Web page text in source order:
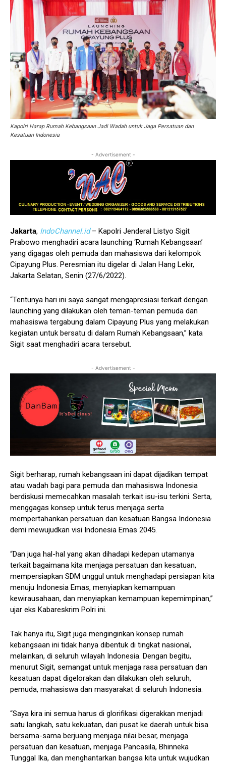
Kapolri Harap Rumah Kebangsaan Jadi Wadah untuk Jaga Persatuan dan
Kesatuan Indonesia
- Advertisement -
Jakarta, IndoChannel.id – Kapolri Jenderal Listyo Sigit
Prabowo menghadiri acara launching ‘Rumah Kebangsaan’
yang digagas oleh pemuda dan mahasiswa dari kelompok
Cipayung Plus. Peresmian itu digelar di Jalan Hang Lekir,
Jakarta Selatan, Senin (27/6/2022).
“Tentunya hari ini saya sangat mengapresiasi terkait dengan
launching yang dilakukan oleh teman-teman pemuda dan
mahasiswa tergabung dalam Cipayung Plus yang melakukan
kegiatan untuk bersatu di dalam Rumah Kebangsaan,” kata
Sigit saat menghadiri acara tersebut.
- Advertisement -
Sigit berharap, rumah kebangsaan ini dapat dijadikan tempat
atau wadah bagi para pemuda dan mahasiswa Indonesia
berdiskusi memecahkan masalah terkait isu-isu terkini. Serta,
menggagas konsep untuk terus menjaga serta
mempertahankan persatuan dan kesatuan Bangsa Indonesia
demi mewujudkan visi Indonesia Emas 2045.
“Dan juga hal-hal yang akan dihadapi kedepan utamanya
terkait bagaimana kita menjaga persatuan dan kesatuan,
mempersiapkan SDM unggul untuk menghadapi persiapan kita
menuju Indonesia Emas, menyiapkan kemampuan
kewirausahaan, dan menyiapkan kemampuan kepemimpinan,”
ujar eks Kabareskrim Polri ini.
Tak hanya itu, Sigit juga menginginkan konsep rumah
kebangsaan ini tidak hanya dibentuk di tingkat nasional,
melainkan, di seluruh wilayah Indonesia. Dengan begitu,
menurut Sigit, semangat untuk menjaga rasa persatuan dan
kesatuan dapat digelorakan dan dilakukan oleh seluruh,
pemuda, mahasiswa dan masyarakat di seluruh Indonesia.
“Saya kira ini semua harus di glorifikasi digerakkan menjadi
satu langkah, satu kekuatan, dari pusat ke daerah untuk bisa
bersama-sama berjuang menjaga nilai besar, menjaga
persatuan dan kesatuan, menjaga Pancasila, Bhinneka
Tunggal Ika, dan menghantarkan bangsa kita untuk wujudkan